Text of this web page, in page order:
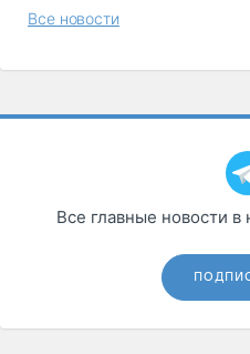
Все новости
Все главные новости